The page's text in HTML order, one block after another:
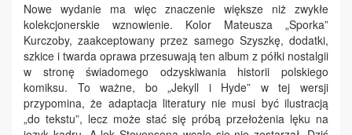
Nowe wydanie ma więc znaczenie większe niż zwykłe
kolekcjonerskie wznowienie. Kolor Mateusza „Sporka”
Kurczoby, zaakceptowany przez samego Szyszkę, dodatki,
szkice i twarda oprawa przesuwają ten album z półki nostalgii
w stronę świadomego odzyskiwania historii polskiego
komiksu. To ważne, bo „Jekyll i Hyde” w tej wersji
przypomina, że adaptacja literatury nie musi być ilustracją
„do tekstu”, lecz może stać się próbą przełożenia lęku na